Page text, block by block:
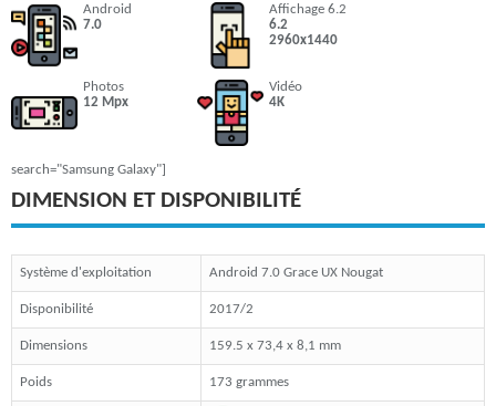
Android
7.0
Affichage 6.2
6.2
2960x1440
Photos
12 Mpx
Vidéo
4K
search="Samsung Galaxy"]
DIMENSION ET DISPONIBILITÉ
Système d'exploitation Android 7.0 Grace UX Nougat
Disponibilité 2017/2
Dimensions 159.5 x 73,4 x 8,1 mm
Poids 173 grammes